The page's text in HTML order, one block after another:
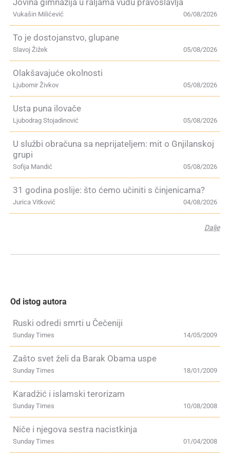
Jovina gimnazija u raljama vudu pravoslavlja
06/08/2026
Vukašin Milićević
To je dostojanstvo, glupane
05/08/2026
Slavoj Žižek
Olakšavajuće okolnosti
05/08/2026
Ljubomir Živkov
Usta puna ilovače
05/08/2026
Ljubodrag Stojadinović
U službi obračuna sa neprijateljem: mit o Gnjilanskoj
grupi
05/08/2026
Sofija Mandić
31 godina poslije: što ćemo učiniti s činjenicama?
04/08/2026
Jurica Vitković
Dalje
Od istog autora
Ruski odredi smrti u Čečeniji
14/05/2009
Sunday Times
Zašto svet želi da Barak Obama uspe
18/01/2009
Sunday Times
Karadžić i islamski terorizam
10/08/2008
Sunday Times
Niče i njegova sestra nacistkinja
01/04/2008
Sunday Times